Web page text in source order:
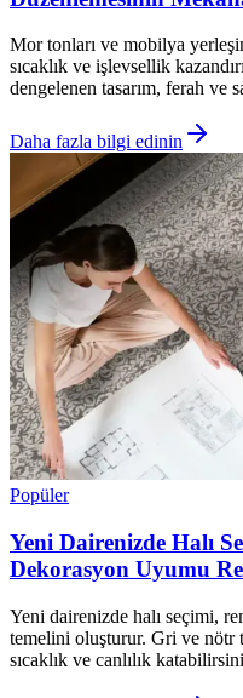
Mor tonları ve mobilya
sıcaklık ve işlevsellik
dengelenen tasarım, ferah ve
Daha fazla bilgi edinin
Popüler
Yeni Dairenizde Halı
Dekorasyon Uyumu
Yeni dairenizde halı seçimi,
temelini oluşturur. Gri ve nötr
sıcaklık ve canlılık